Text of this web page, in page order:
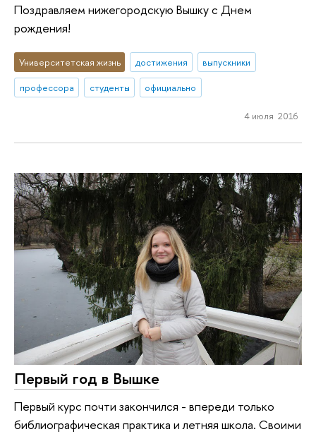
Поздравляем нижегородскую Вышку с Днем
рождения!
Университетская жизнь достижения
выпускники
профессора
студенты официально
4 июля 2016
Первый год в Вышке
Первый курс почти закончился - впереди только
библиографическая практика и летняя школа. Своими